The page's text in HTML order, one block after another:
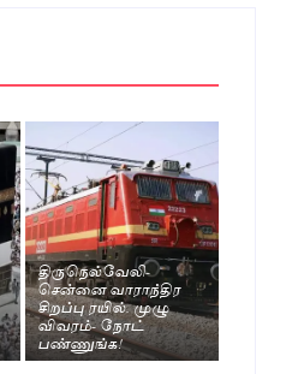
திருநெல்வேலி-
சென்னை வாராந்திர
சிறப்பு ரயில். முழு
விவரம்- நோட்
பண்ணுங்க!